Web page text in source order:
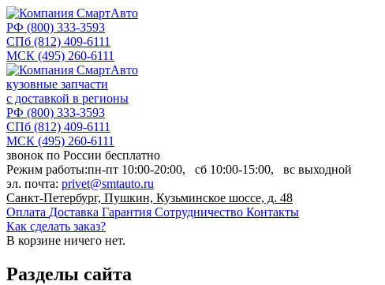
РФ (800) 333-3593
СПб (812) 409-6111
МСК (495) 260-6111
кузовные запчасти
с доставкой в регионы
РФ (800) 333-3593
СПб (812) 409-6111
МСК (495) 260-6111
звонок по России бесплатно
Режим работы:пн-пт 10:00-20:00, сб 10:00-15:00, вс выходной
эл. почта: privet@smtauto.ru
Санкт-Петербург, Пушкин, Кузьминское шоссе, д. 48
Оплата Доставка Гарантия Сотрудничество Контакты
Как сделать заказ?
В корзине ничего нет.
Разделы сайта